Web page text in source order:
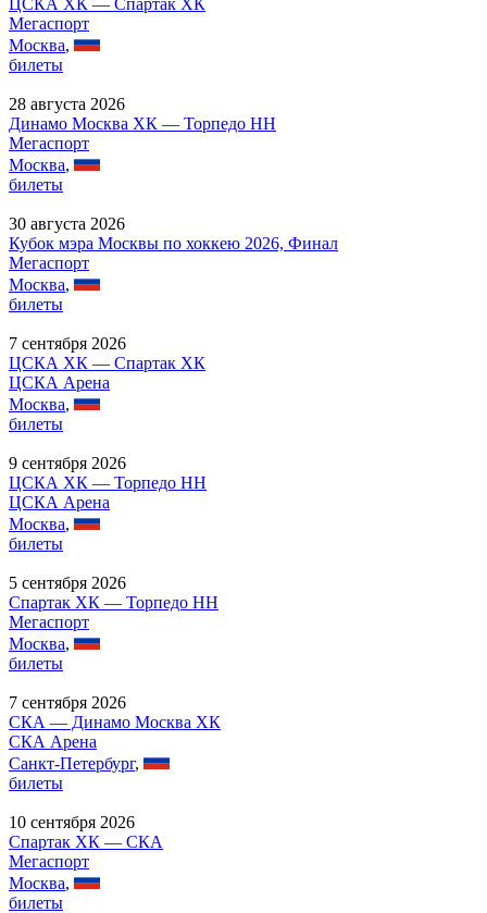
ЦСКА ХК — Спартак ХК
Мегаспорт
Москва,
билеты
28 августа 2026
Динамо Москва ХК — Торпедо НН
Мегаспорт
Москва,
билеты
30 августа 2026
Кубок мэра Москвы по хоккею 2026, Финал
Мегаспорт
Москва,
билеты
7 сентября 2026
ЦСКА ХК — Спартак ХК
ЦСКА Арена
Москва,
билеты
9 сентября 2026
ЦСКА ХК — Торпедо НН
ЦСКА Арена
Москва,
билеты
5 сентября 2026
Спартак ХК — Торпедо НН
Мегаспорт
Москва,
билеты
7 сентября 2026
СКА — Динамо Москва ХК
СКА Арена
Санкт-Петербург,
билеты
10 сентября 2026
Спартак ХК — СКА
Мегаспорт
Москва,
билеты